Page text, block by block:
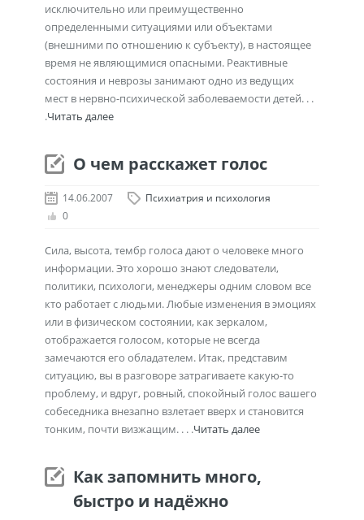
исключительно или преимущественно
определенными ситуациями или объектами
(внешними по отношению к субъекту), в настоящее
время не являющимися опасными. Реактивные
состояния и неврозы занимают одно из ведущих
мест в нервно-психической заболеваемости детей. . .
.Читать далее
О чем расскажет голос
14.06.2007
Психиатрия и психология
0
Сила, высота, тембр голоса дают о человеке много
информации. Это хорошо знают следователи,
политики, психологи, менеджеры одним словом все
кто работает с людьми. Любые изменения в эмоциях
или в физическом состоянии, как зеркалом,
отображается голосом, которые не всегда
замечаются его обладателем. Итак, представим
ситуацию, вы в разговоре затрагиваете какую-то
проблему, и вдруг, ровный, спокойный голос вашего
собеседника внезапно взлетает вверх и становится
тонким, почти визжащим. . . .Читать далее
Как запомнить много,
быстро и надёжно